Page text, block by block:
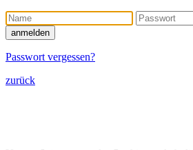
Name
Passwort
anmelden
Passwort vergessen?
zurück